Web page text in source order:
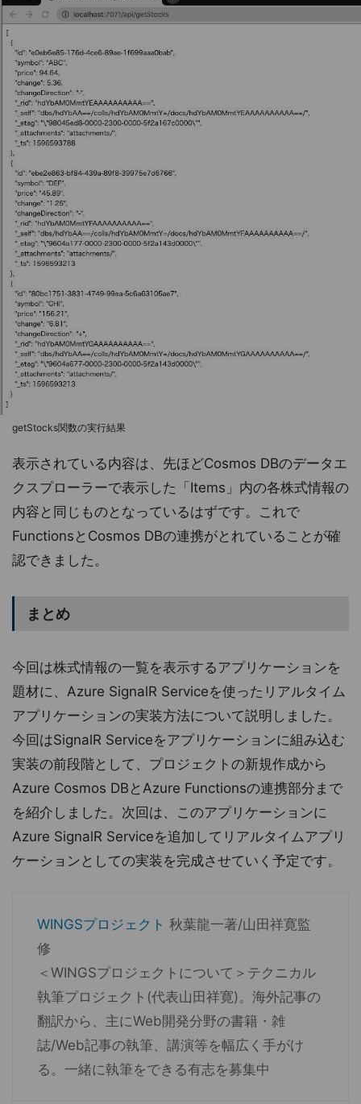
getStocks関数の実行結果
表示されている内容は、先ほどCosmos DBのデータエ
クスプローラーで表示した「Items」内の各株式情報の
内容と同じものとなっているはずです。これで
FunctionsとCosmos DBの連携がとれていることが確
認できました。
まとめ
今回は株式情報の一覧を表示するアプリケーションを
題材に、Azure SignalR Serviceを使ったリアルタイム
アプリケーションの実装方法について説明しました。
今回はSignalR Serviceをアプリケーションに組み込む
実装の前段階として、プロジェクトの新規作成から
Azure Cosmos DBとAzure Functionsの連携部分まで
を紹介しました。次回は、このアプリケーションに
Azure SignalR Serviceを追加してリアルタイムアプリ
ケーションとしての実装を完成させていく予定です。
WINGSプロジェクト 秋葉龍一著/山田祥寛監
修
＜WINGSプロジェクトについて＞テクニカル
執筆プロジェクト(代表山田祥寛)。海外記事の
翻訳から、主にWeb開発分野の書籍・雑
誌/Web記事の執筆、講演等を幅広く手がけ
る。一緒に執筆をできる有志を募集中